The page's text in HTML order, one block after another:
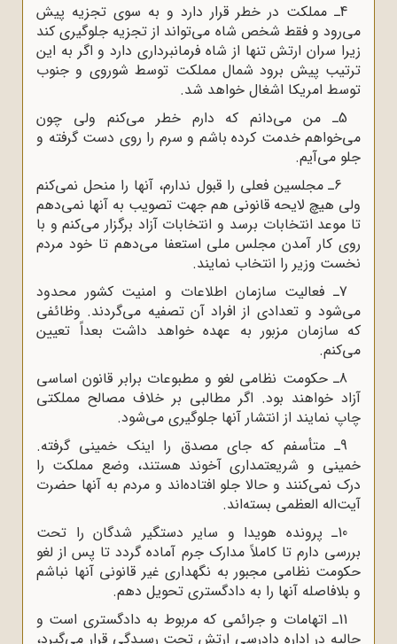
4ـ مملکت در خطر قرار دارد و به سوى تجزیه پیش
می‌رود و فقط شخص شاه می‌تواند از تجزیه جلوگیرى کند
زیرا سران ارتش تنها از شاه فرمانبردارى دارد و اگر به این
ترتیب پیش برود شمال مملکت توسط شوروى و جنوب
توسط امریکا اشغال خواهد شد.
5ـ من می‌دانم که دارم خطر می‌کنم ولى چون
می‌خواهم خدمت کرده باشم و سرم را روى دست گرفته و
جلو می‌آیم.
6ـ مجلسین فعلى را قبول ندارم، آنها را منحل نمى‌کنم
ولى هیچ لایحه قانونى هم جهت تصویب به آنها نمى‌دهم
تا موعد انتخابات برسد و انتخابات آزاد برگزار می‌کنم و با
روى کار آمدن مجلس ملى استعفا می‌دهم تا خود مردم
نخست وزیر را انتخاب نمایند.
7ـ فعالیت سازمان اطلاعات و امنیت کشور محدود
می‌شود و تعدادى از افراد آن تصفیه می‌گردند. وظائفى
که سازمان مزبور به عهده خواهد داشت بعداً تعیین
می‌کنم.
8ـ حکومت نظامى لغو و مطبوعات برابر قانون اساسى
آزاد خواهند بود. اگر مطالبى بر خلاف مصالح مملکتى
چاپ نمایند از انتشار آنها جلوگیرى می‌شود.
9ـ متأسفم که جاى مصدق را اینک خمینى گرفته.
خمینى و شریعتمدارى آخوند هستند، وضع مملکت را
درک نمى‌کنند و حالا جلو افتاده‌اند و مردم به آنها حضرت
آیت‌اله العظمى بسته‌اند.
10ـ پرونده هویدا و سایر دستگیر شدگان را تحت
بررسى دارم تا کاملاً مدارک جرم آماده گردد تا پس از لغو
حکومت نظامى مجبور به نگهدارى غیر قانونى آنها نباشم
و بلافاصله آنها را به دادگسترى تحویل دهم.
11ـ اتهامات و جرائمى که مربوط به دادگسترى است و
حالیه در اداره دادرسى ارتش تحت رسیدگى قرار می‌گیرد،